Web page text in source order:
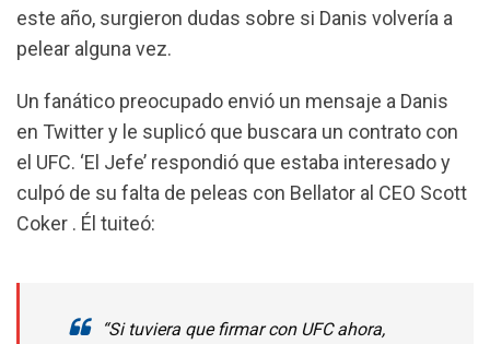
este año, surgieron dudas sobre si Danis volvería a
pelear alguna vez.
Un fanático preocupado envió un mensaje a Danis
en Twitter y le suplicó que buscara un contrato con
el UFC. ‘El Jefe’ respondió que estaba interesado y
culpó de su falta de peleas con Bellator al CEO Scott
Coker . Él tuiteó:
“Si tuviera que firmar con UFC ahora,